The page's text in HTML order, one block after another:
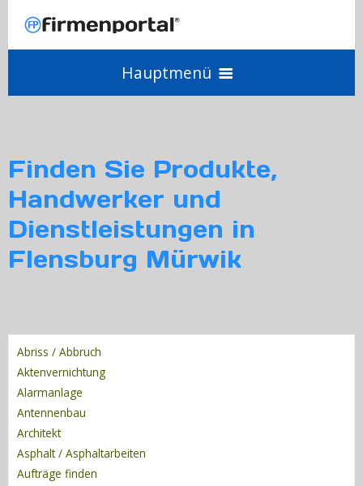
Hauptmenü
Anbieter werden
Login
Finden Sie Produkte,
Handwerker und
Dienstleistungen in
Flensburg Mürwik
Abriss / Abbruch
Aktenvernichtung
Alarmanlage
Antennenbau
Architekt
Asphalt / Asphaltarbeiten
Aufträge finden